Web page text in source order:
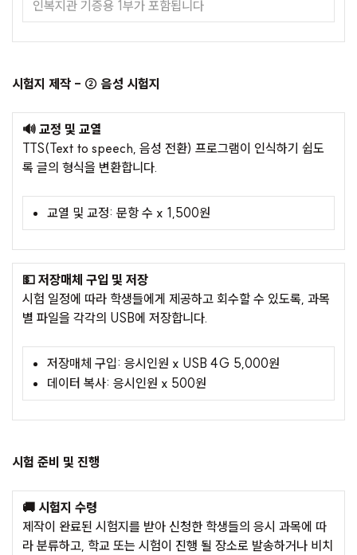
인복지관 기증용 1부가 포함됩니다
시험지 제작 - ② 음성 시험지
🔊 교정 및 교열
TTS(Text to speech, 음성 전환) 프로그램이 인식하기 쉽도
록 글의 형식을 변환합니다.
교열 및 교정: 문항 수 x 1,500원
💵 저장매체 구입 및 저장
시험 일정에 따라 학생들에게 제공하고 회수할 수 있도록, 과목
별 파일을 각각의 USB에 저장합니다.
저장매체 구입: 응시인원 x USB 4G 5,000원
데이터 복사: 응시인원 x 500원
시험 준비 및 진행
🚚 시험지 수령
제작이 완료된 시험지를 받아 신청한 학생들의 응시 과목에 따
라 분류하고, 학교 또는 시험이 진행 될 장소로 발송하거나 비치